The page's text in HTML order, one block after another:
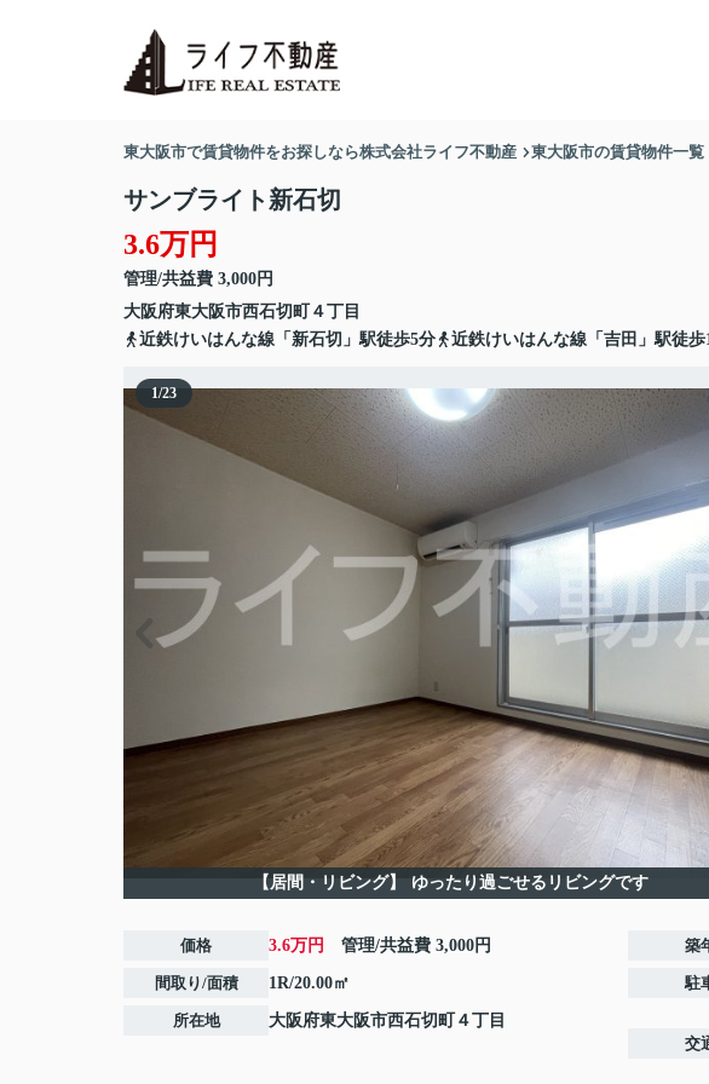
東大阪市で賃貸物件をお探しなら株式会社ライフ不動産 東大阪市の賃貸物件一覧
サンブライト新石切
3.6万円
管理/共益費 3,000円
大阪府東大阪市西石切町
４丁目
近鉄けいはんな線「新石切」駅徒歩5分
近鉄けいはんな線「吉田」駅徒歩
1/23
【居間・リビング】 ゆったり過ごせるリビングです
価格 3.6万円 管理/共益費 3,000円
間取り/面積 1R/20.00㎡
所在地 大阪府東大阪市西石切町 ４丁目
築
駐
交